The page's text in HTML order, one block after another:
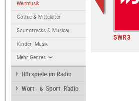
Weltmusik
Gothic & Mittelalter
Soundtracks & Musical
Kinder-Musik
Mehr Genres
Hörspiele im Radio
Wort- & Sport-Radio
SWR3